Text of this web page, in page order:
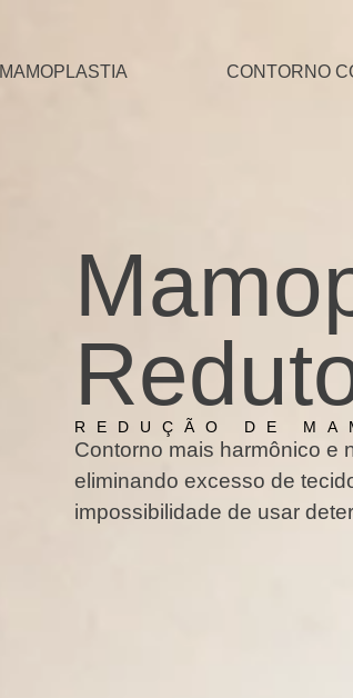
MAMOPLASTIA CONTORNO
REDUÇÃO DE
Contorno mais harmônico e
eliminando excesso de
impossibilidade de usar